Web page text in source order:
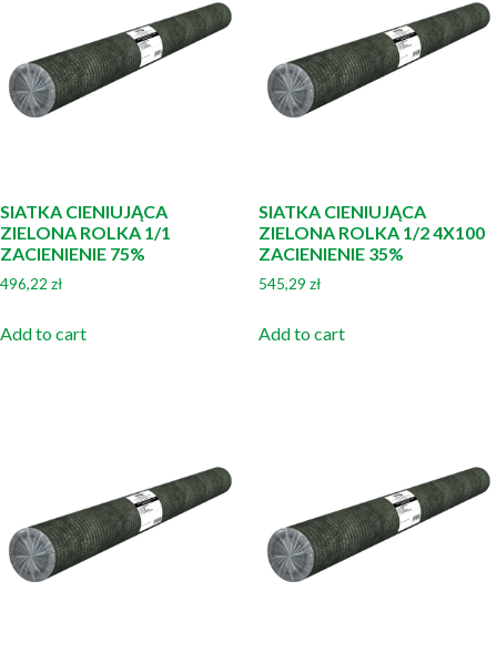
SIATKA CIENIUJĄCA
ZIELONA ROLKA 1/1
ZACIENIENIE 75%
496,22 zł
Add to cart
SIATKA CIENIUJĄCA
ZIELONA ROLKA 1/2 4X100
ZACIENIENIE 35%
545,29 zł
Add to cart